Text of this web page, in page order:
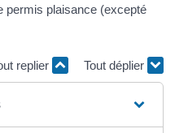
permis plaisance (excepté
replier Tout déplier